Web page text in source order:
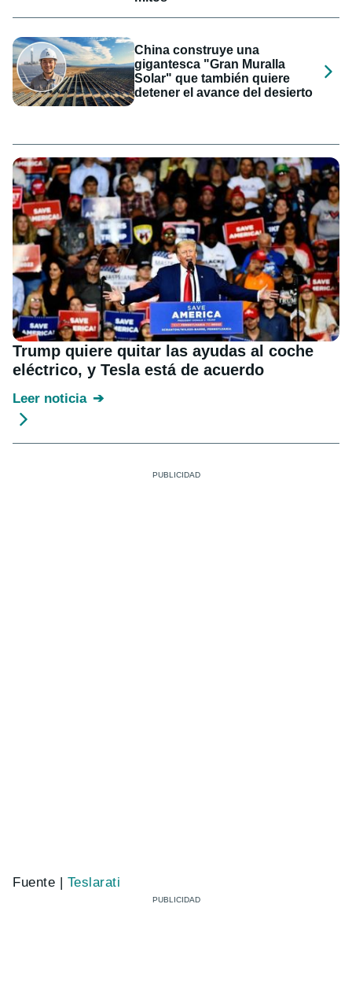
China construye una
gigantesca "Gran Muralla
Solar" que también quiere
detener el avance del desierto
Trump quiere quitar las ayudas al coche
eléctrico, y Tesla está de acuerdo
Leer noticia
Fuente | Teslarati